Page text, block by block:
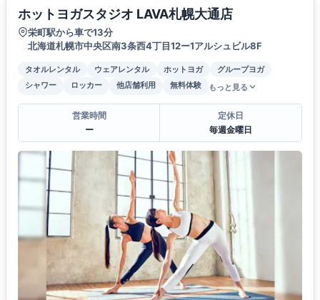
ホットヨガスタジオ LAVA札幌大通店
栄町駅から車で13分
北海道札幌市中央区南3条西4丁目12ー1アルシュビル8F
タオルレンタル ウェアレンタル ホットヨガ
グループヨガ
シャワー
ロッカー 他店舗利用 無料体験 もっと見る
営業時間
ー
定休日
毎週金曜日